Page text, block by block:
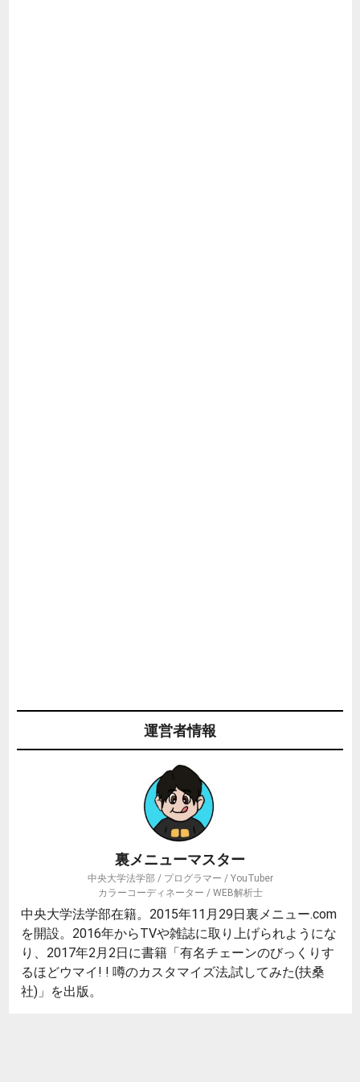
運営者情報
裏メニューマスター
中央大学法学部 / プログラマー / YouTuber
カラーコーディネーター / WEB解析士
中央大学法学部在籍。2015年11月29日裏メニュー.com
を開設。2016年からTVや雑誌に取り上げられようにな
り、2017年2月2日に書籍「有名チェーンのびっくりす
るほどウマイ! ! 噂のカスタマイズ法,試してみた(扶桑
社)」を出版。